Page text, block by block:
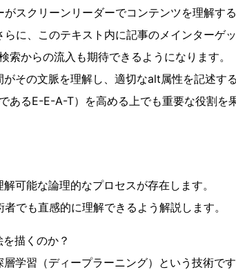
スクリーンリーダーでコンテンツを理解す
に、このテキスト内に記事のメインターゲ
からの流入も期待できるようになります。
その文脈を理解し、適切なalt属性を記述す
あるE-E-A-T）を高める上でも重要な役割を
可能な論理的なプロセスが存在します。
でも直感的に理解できるよう解説します。
描くのか？
学習（ディープラーニング）という技術です